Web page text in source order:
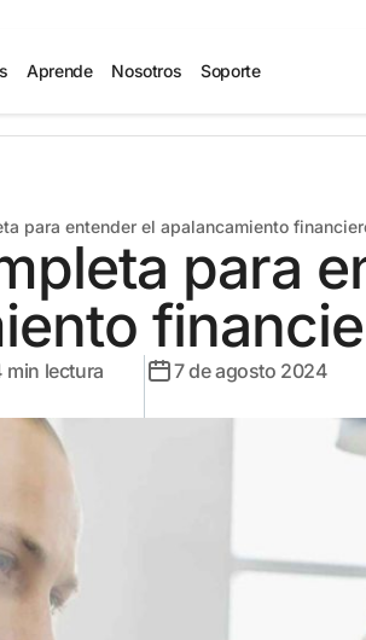
Aprende Nosotros Soporte
para entender el apalancamiento
para
min lectura 7 de agosto 2024